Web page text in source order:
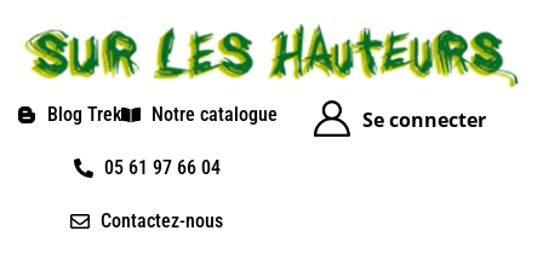
Blog Trek Notre catalogue
05 61 97 66 04
Contactez-nous
Se connecter